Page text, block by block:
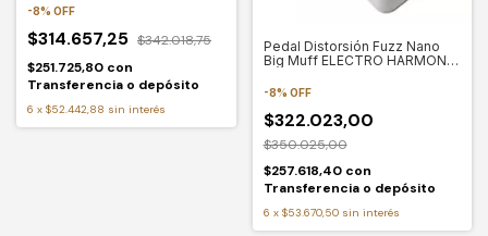
-8% OFF
$314.657,25 $342.018,75
$251.725,80 con
Transferencia o depósito
6 x $52.442,88 sin interés
Pedal Distorsión Fuzz Nano
Big Muff ELECTRO HARMONIX
-8% OFF
$322.023,00
$350.025,00
$257.618,40 con
Transferencia o depósito
6 x $53.670,50 sin interés